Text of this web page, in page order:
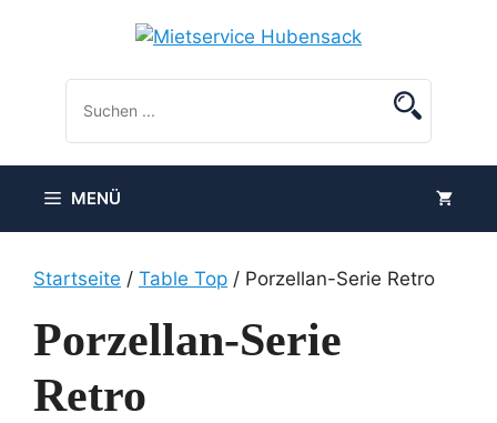
MENÜ
Startseite / Table Top / Porzellan-Serie Retro
Porzellan-Serie
Retro